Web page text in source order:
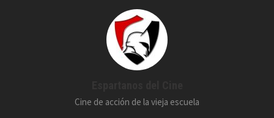
Cine de acción de la vieja escuela